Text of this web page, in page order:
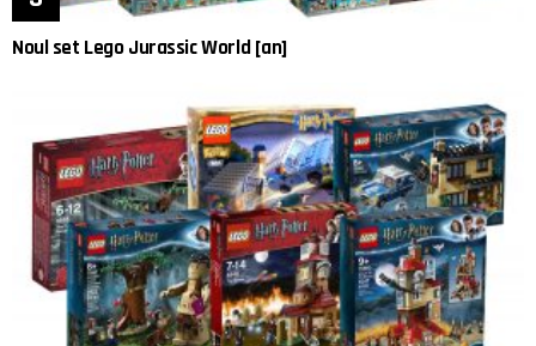
Noul set Lego Jurassic World [an]